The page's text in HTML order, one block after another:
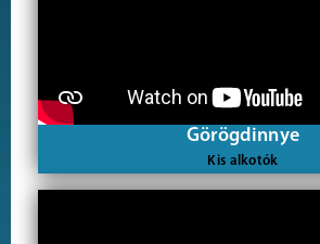
Görögdinnye
Kis alkotók